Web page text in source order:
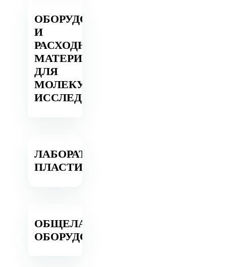
ОБОРУДОВАНИЕ
И
РАСХОДНЫЕ
МАТЕРИАЛЫ
ДЛЯ
МОЛЕКУЛЯРНЫХ
ИССЛЕДОВАНИЙ
ЛАБОРАТОРНЫЙ
ПЛАСТИК
ОБЩЕЛАБОРАТОРНОЕ
ОБОРУДОВАНИЕ